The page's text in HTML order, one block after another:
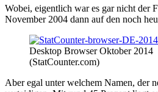
Wobei, eigentlich war es gar nicht der
November 2004 dann auf den noch
Desktop Browser Oktober 2014
(StatCounter.com)
Aber egal unter welchem Namen, der